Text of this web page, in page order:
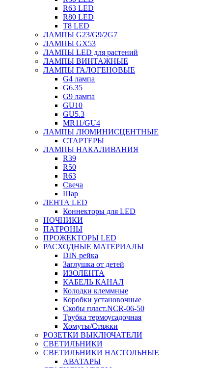
R63 LED
R80 LED
T8 LED
ЛАМПЫ G23/G9/2G7
ЛАМПЫ GX53
ЛАМПЫ LED для растений
ЛАМПЫ ВИНТАЖНЫЕ
ЛАМПЫ ГАЛОГЕНОВЫЕ
G4 лампа
G6.35
G9 лампа
GU10
GU5.3
MR11/GU4
ЛАМПЫ ЛЮМИНИСЦЕНТНЫЕ
СТАРТЕРЫ
ЛАМПЫ НАКАЛИВАНИЯ
R39
R50
R63
Свеча
Шар
ЛЕНТА LED
Коннекторы для LED
НОЧНИКИ
ПАТРОНЫ
ПРОЖЕКТОРЫ LED
РАСХОДНЫЕ МАТЕРИАЛЫ
DIN рейка
Заглушка от детей
ИЗОЛЕНТА
КАБЕЛЬ КАНАЛ
Колодки клеммные
Коробки установочные
Скобы пласт.NCR-06-50
Трубка термоусадочная
Хомуты/Стяжки
РОЗЕТКИ ВЫКЛЮЧАТЕЛИ
СВЕТИЛЬНИКИ
СВЕТИЛЬНИКИ НАСТОЛЬНЫЕ
АВАТАРЫ